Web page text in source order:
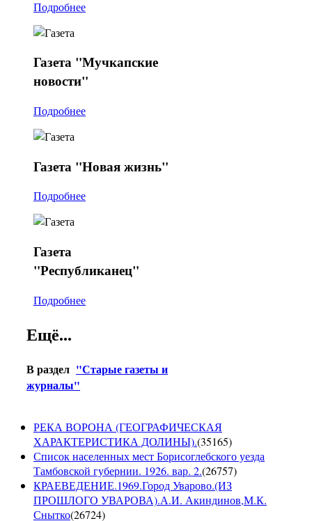
Подробнее
Газета "Мучкапские
новости"
Подробнее
Газета "Новая жизнь"
Подробнее
Газета
"Республиканец"
Подробнее
Ещё...
В раздел "Старые газеты и
журналы"
РЕКА ВОРОНА (ГЕОГРАФИЧЕСКАЯ
ХАРАКТЕРИСТИКА ДОЛИНЫ).(35165)
Список населенных мест Борисоглебского уезда
Тамбовской губернии. 1926. вар. 2.(26757)
КРАЕВЕДЕНИЕ.1969.Город Уварово.(ИЗ
ПРОШЛОГО УВАРОВА).А.И. Акиндинов,М.К.
Снытко(26724)